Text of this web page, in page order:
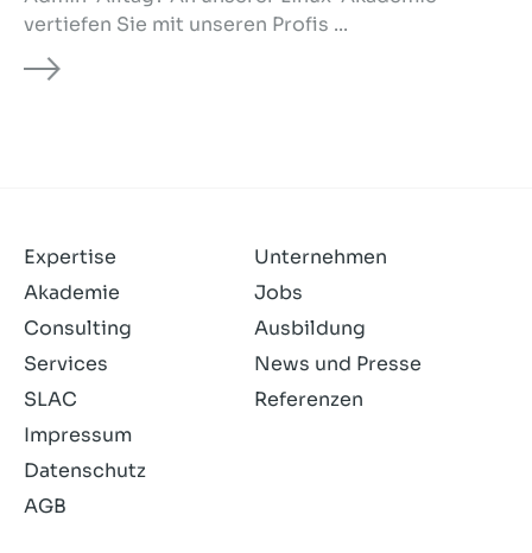
vertiefen Sie mit unseren Profis ...
Expertise
Akademie
Consulting
Services
SLAC
Unternehmen
Jobs
Ausbildung
News und Presse
Referenzen
Impressum
Datenschutz
AGB